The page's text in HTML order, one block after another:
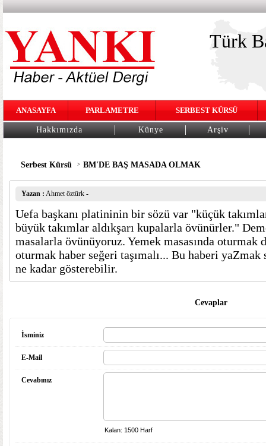
Türk
ANASAYFA PARLAMETRE SERBEST KÜRSÜ
Hakkımızda Künye Arşiv
Serbest Kürsü > BM'DE BAŞ MASADA OLMAK
Yazan : Ahmet öztürk -
Uefa başkanı platininin bir sözü var "küçük
büyük takımlar aldıkşarı kupalarla övünürler."
masalarla övünüyoruz. Yemek masasında oturmak
oturmak haber seğeri taşımalı... Bu haberi
ne kadar gösterebilir.
Cevaplar
İsminiz
E-Mail
Cevabınız